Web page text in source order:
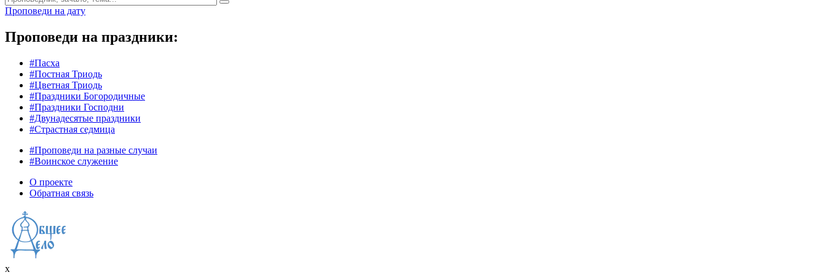
Проповеди на дату
Проповеди на праздники:
#Пасха
#Постная Триодь
#Цветная Триодь
#Праздники Богородичные
#Праздники Господни
#Двунадесятые праздники
#Страстная седмица
#Проповеди на разные случаи
#Воинское служение
О проекте
Обратная связь
x